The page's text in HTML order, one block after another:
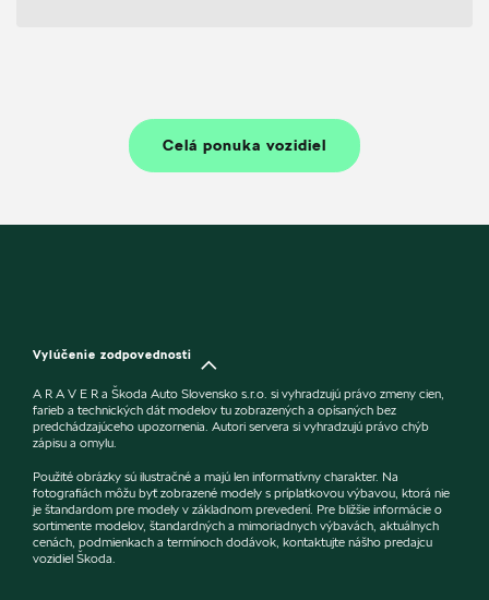
Celá ponuka vozidiel
Vylúčenie zodpovednosti
A R A V E R a Škoda Auto Slovensko s.r.o. si vyhradzujú právo zmeny cien,
farieb a technických dát modelov tu zobrazených a opísaných bez
predchádzajúceho upozornenia. Autori servera si vyhradzujú právo chýb
zápisu a omylu.
Použité obrázky sú ilustračné a majú len informatívny charakter. Na
fotografiách môžu byť zobrazené modely s príplatkovou výbavou, ktorá nie
je štandardom pre modely v základnom prevedení. Pre bližšie informácie o
sortimente modelov, štandardných a mimoriadnych výbavách, aktuálnych
cenách, podmienkach a termínoch dodávok, kontaktujte nášho predajcu
vozidiel Škoda.